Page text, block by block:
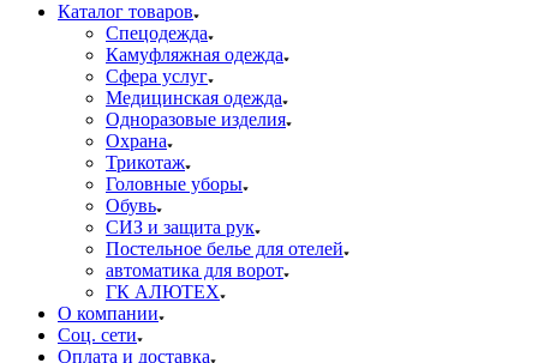
Каталог товаров
Спецодежда
Камуфляжная одежда
Сфера услуг
Медицинская одежда
Одноразовые изделия
Охрана
Трикотаж
Головные уборы
Обувь
СИЗ и защита рук
Постельное белье для отелей
автоматика для ворот
ГК АЛЮТЕХ
О компании
Соц. сети
Оплата и доставка